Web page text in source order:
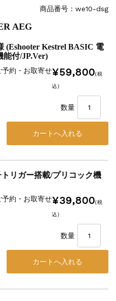
商品番号：we10-dsg
AEG
(Eshooter Kestrel BASIC 電
能付/JP.Ver)
約・お取寄せ¥59,800(税
込)
数量
リガー搭載/プリコック機
約・お取寄せ¥39,800(税
込)
数量